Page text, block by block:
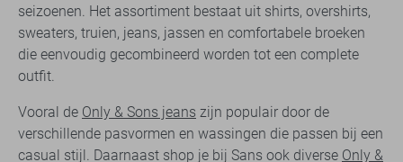
seizoenen. Het assortiment bestaat uit shirts, overshirts,
sweaters, truien, jeans, jassen en comfortabele broeken
die eenvoudig gecombineerd worden tot een complete
outfit.
Vooral de Only & Sons jeans zijn populair door de
verschillende pasvormen en wassingen die passen bij een
casual stijl. Daarnaast shop je bij Sans ook diverse Only &